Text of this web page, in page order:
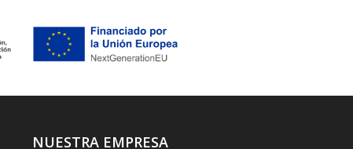
NUESTRA EMPRESA